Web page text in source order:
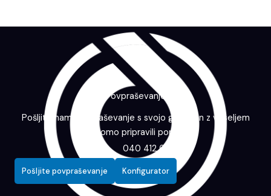
Povpraševanje
Pošljite nam povpraševanje s svojo grafiko in z veseljem
vam bomo pripravili ponudbo.
040 412 643
Pošljite povpraševanje Konfigurator